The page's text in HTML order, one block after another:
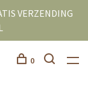
VERZENDING
0